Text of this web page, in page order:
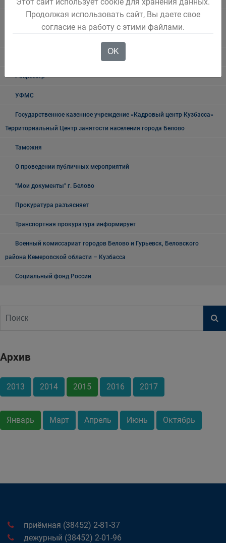
ГИБДД
Росреестр
УФМС
Государственное казенное учреждение «Кадровый центр Кузбасса»
Территориальный Центр занятости населения города Белово
Таможня
О проведении публичных мероприятий
"Мои документы" г. Белово
Прокуратура разъясняет
Транспортная прокуратура информирует
Военный комиссариат городов Белово и Гурьевск, Беловского
района Кемеровской области – Кузбасса
Социальный фонд России
Архив
2013 2014 2015 2016 2017
Январь Март Апрель Июнь Октябрь
приёмная (38452) 2-81-37
дежурный (38452) 2-01-96
Продолжая использовать сайт, Вы даете свое
согласие на работу с этими файлами.
OK